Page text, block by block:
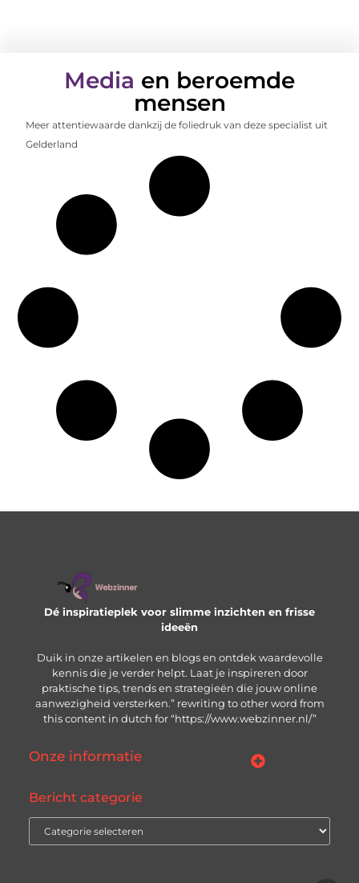
Media en beroemde
mensen
Meer attentiewaarde dankzij de foliedruk van deze specialist uit
Gelderland
Dé inspiratieplek voor slimme inzichten en frisse
ideeën
Duik in onze artikelen en blogs en ontdek waardevolle
kennis die je verder helpt. Laat je inspireren door
praktische tips, trends en strategieën die jouw online
aanwezigheid versterken.” rewriting to other word from
this content in dutch for “https://www.webzinner.nl/”
Onze informatie
Bericht categorie